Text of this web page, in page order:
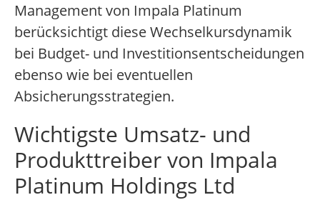
Management von Impala Platinum
berücksichtigt diese Wechselkursdynamik
bei Budget- und Investitionsentscheidungen
ebenso wie bei eventuellen
Absicherungsstrategien.
Wichtigste Umsatz- und
Produkttreiber von Impala
Platinum Holdings Ltd